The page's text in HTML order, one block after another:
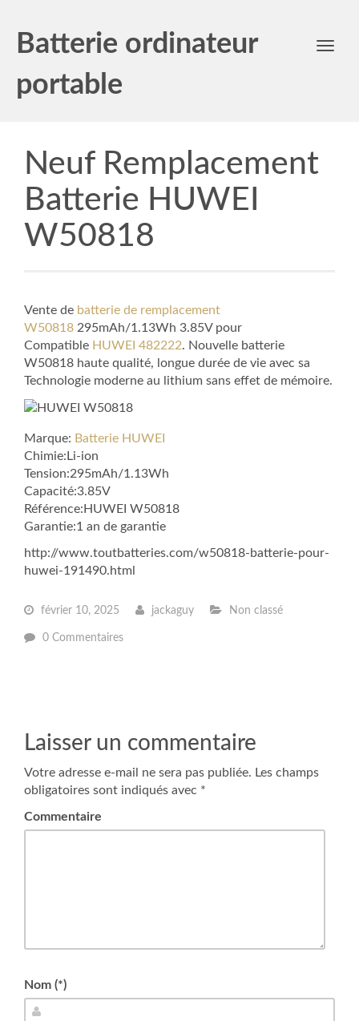
Batterie ordinateur
portable
Toggle
Neuf Remplacement
Batterie HUWEI
W50818
Vente de batterie de remplacement
W50818 295mAh/1.13Wh 3.85V pour
Compatible HUWEI 482222. Nouvelle batterie
W50818 haute qualité, longue durée de vie avec sa
Technologie moderne au lithium sans effet de mémoire.
Marque: Batterie HUWEI
Chimie:Li-ion
Tension:295mAh/1.13Wh
Capacité:3.85V
Référence:HUWEI W50818
Garantie:1 an de garantie
http://www.toutbatteries.com/w50818-batterie-pour-
huwei-191490.html
février 10, 2025 jackaguy Non classé
0 Commentaires
Laisser un commentaire
Votre adresse e-mail ne sera pas publiée. Les champs
obligatoires sont indiqués avec *
Commentaire
Nom (*)